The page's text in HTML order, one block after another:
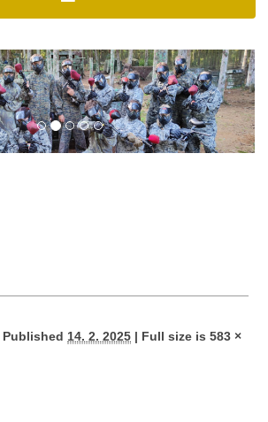
Published 14. 2. 2025 | Full size is583 ×